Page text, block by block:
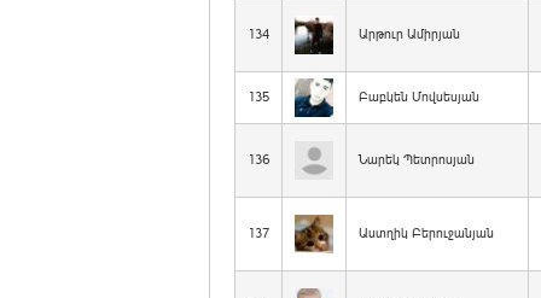
134 Արթուր Ամիրյան
135 Բաբկեն Մովսեսյան
136 Նարեկ Պետրոսյան
137 Աստղիկ Բերուջանյան